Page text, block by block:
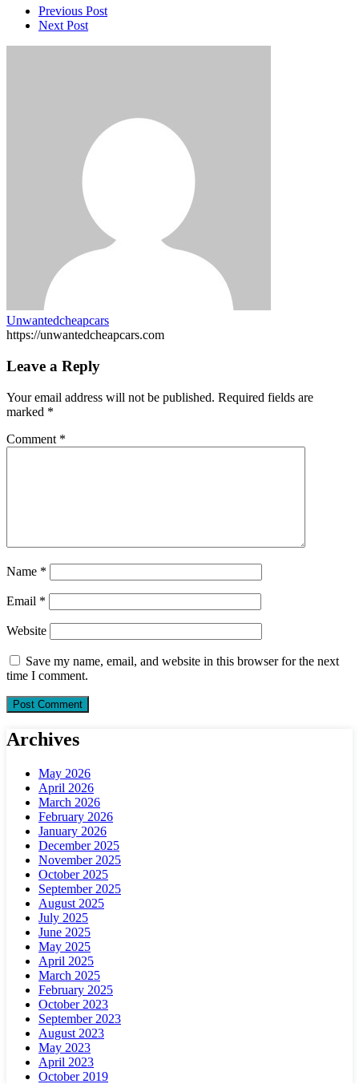
Previous Post
Next Post
Unwantedcheapcars
https://unwantedcheapcars.com
Leave a Reply
Your email address will not be published. Required fields are
marked *
Comment *
Name *
Email *
Website
Save my name, email, and website in this browser for the next
time I comment.
Archives
May 2026
April 2026
March 2026
February 2026
January 2026
December 2025
November 2025
October 2025
September 2025
August 2025
July 2025
June 2025
May 2025
April 2025
March 2025
February 2025
October 2023
September 2023
August 2023
May 2023
April 2023
October 2019